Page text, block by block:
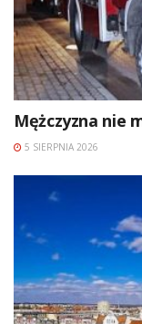
Mężczyzna nie
5 SIERPNIA 2026